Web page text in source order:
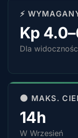
⚡
Kp
Dla
🌑 MAKS.
14h
W Wrzesień